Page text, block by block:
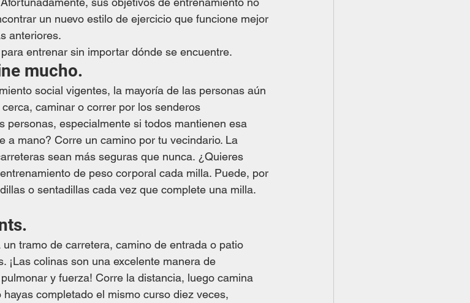
un nuevo estilo de ejercicio que funcione mejor
anteriores.
entrenar sin importar dónde se encuentre.
mucho.
social vigentes, la mayoría de las personas aún
caminar o correr por los senderos
personas, especialmente si todos mantienen esa
a mano? Corre un camino por tu vecindario. La
sean más seguras que nunca. ¿Quieres
de peso corporal cada milla. Puede, por
o sentadillas cada vez que complete una milla.
tramo de carretera, camino de entrada o patio
¡Las colinas son una excelente manera de
y fuerza! Corre la distancia, luego camina
completado el mismo curso diez veces,